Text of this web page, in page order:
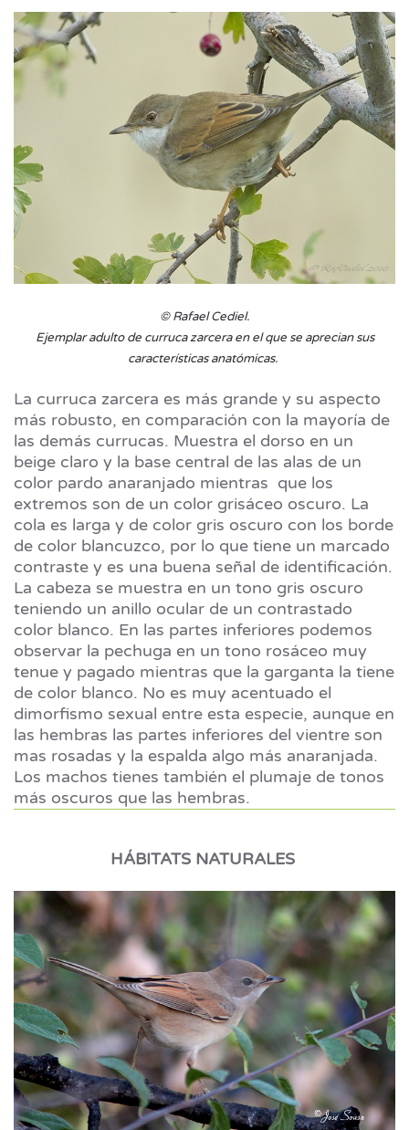
© Rafael Cediel.
Ejemplar adulto de curruca zarcera en el que se aprecian sus
características anatómicas.
La curruca zarcera es más grande y su aspecto
más robusto, en comparación con la mayoría de
las demás currucas. Muestra el dorso en un
beige claro y la base central de las alas de un
color pardo anaranjado mientras que los
extremos son de un color grisáceo oscuro. La
cola es larga y de color gris oscuro con los borde
de color blancuzco, por lo que tiene un marcado
contraste y es una buena señal de identificación.
La cabeza se muestra en un tono gris oscuro
teniendo un anillo ocular de un contrastado
color blanco. En las partes inferiores podemos
observar la pechuga en un tono rosáceo muy
tenue y pagado mientras que la garganta la tiene
de color blanco. No es muy acentuado el
dimorfismo sexual entre esta especie, aunque en
las hembras las partes inferiores del vientre son
mas rosadas y la espalda algo más anaranjada.
Los machos tienes también el plumaje de tonos
más oscuros que las hembras.
HÁBITATS NATURALES